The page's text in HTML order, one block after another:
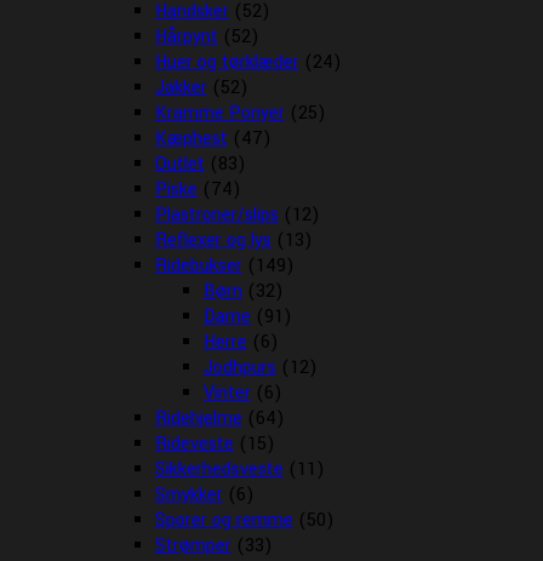
Handsker (52)
Hårpynt (52)
Huer og tørklæder (24)
Jakker (52)
Kramme Ponyer (25)
Kæphest (47)
Outlet (83)
Piske (74)
Plastroner/slips (12)
Reflexer og lys (13)
Ridebukser (149)
Børn (32)
Dame (91)
Herre (6)
Jodhpurs (12)
Vinter (6)
Ridehjelme (64)
Rideveste (15)
Sikkerhedsveste (11)
Smykker (6)
Sporer og remme (50)
Strømper (33)